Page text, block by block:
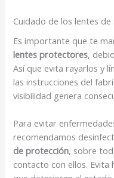
Cuidado de los lentes
Es importante que te
lentes protectores,
Así que evita rayarlos y
las instrucciones del
visibilidad genera
Para evitar
recomendamos
de protección, sobre
contacto con ellos. Evita